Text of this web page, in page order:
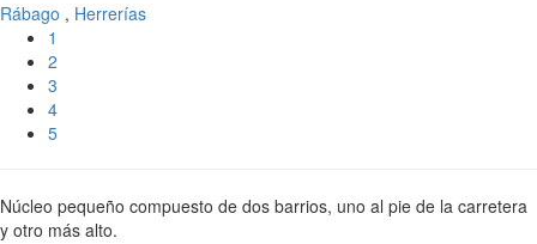
Rábago , Herrerías
1
2
3
4
5
Núcleo pequeño compuesto de dos barrios, uno al pie de la carretera
y otro más alto.